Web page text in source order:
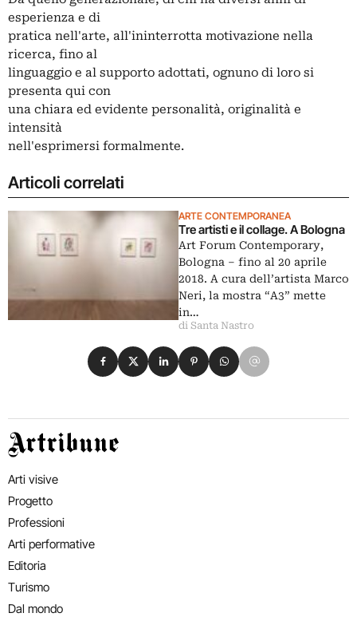
esperienza e di
pratica nell'arte, all'ininterrotta motivazione nella
ricerca, fino al
linguaggio e al supporto adottati, ognuno di loro si
presenta qui con
una chiara ed evidente personalità, originalità e
intensità
nell'esprimersi formalmente.
Articoli correlati
ARTE CONTEMPORANEA
Tre artisti e il collage. A Bologna
Art Forum Contemporary,
Bologna ‒ fino al 20 aprile
2018. A cura dell’artista Marco
Neri, la mostra “A3” mette
in…
di Santa Nastro
Condividi su Facebook
Condividi su X
Condividi su LinkedIn
Condividi su Pinterest
Condividi su WhatsApp
Condividi su Email
Artribune
Arti visive
Progetto
Professioni
Arti performative
Editoria
Turismo
Dal mondo